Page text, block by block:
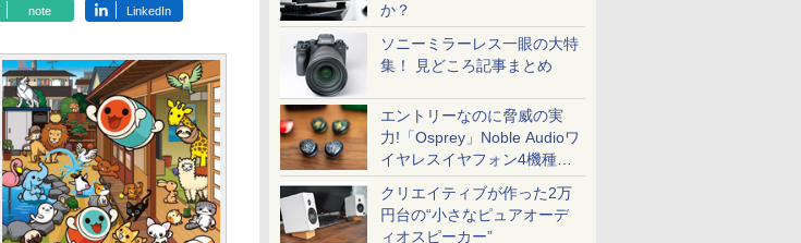
か？
ソニーミラーレス一眼の大特
集！ 見どころ記事まとめ
エントリーなのに脅威の実
力!「Osprey」Noble Audioワ
イヤレスイヤフォン4機種を
一気に聴く
クリエイティブが作った2万
円台の“小さなピュアオーデ
ィオスピーカー”
note LinkedIn